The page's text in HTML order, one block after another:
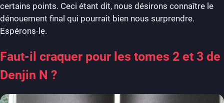
certains points. Ceci étant dit, nous désirons connaître le
dénouement final qui pourrait bien nous surprendre.
Espérons-le.
Faut-il craquer pour les tomes 2 et 3 de
Denjin N ?